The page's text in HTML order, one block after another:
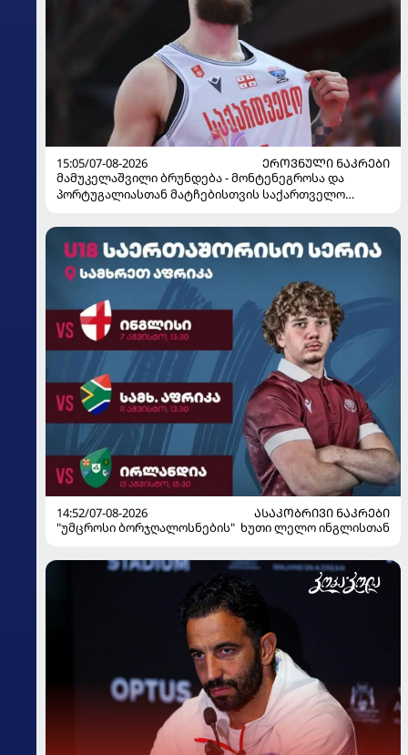
15:05/07-08-2026
ᲔᲠᲝᲕᲜᲣᲚᲘ ᲜᲐᲙᲠᲔᲑᲘ
მამუკელაშვილი ბრუნდება - მონტენეგროსა და
პორტუგალიასთან მატჩებისთვის საქართველო
14:52/07-08-2026
ᲐᲡᲐᲙᲝᲑᲠᲘᲕᲘ ᲜᲐᲙᲠᲔᲑᲘ
"უმცროსი ბორჯღალოსნების" ხუთი ლელო ინგლისთან